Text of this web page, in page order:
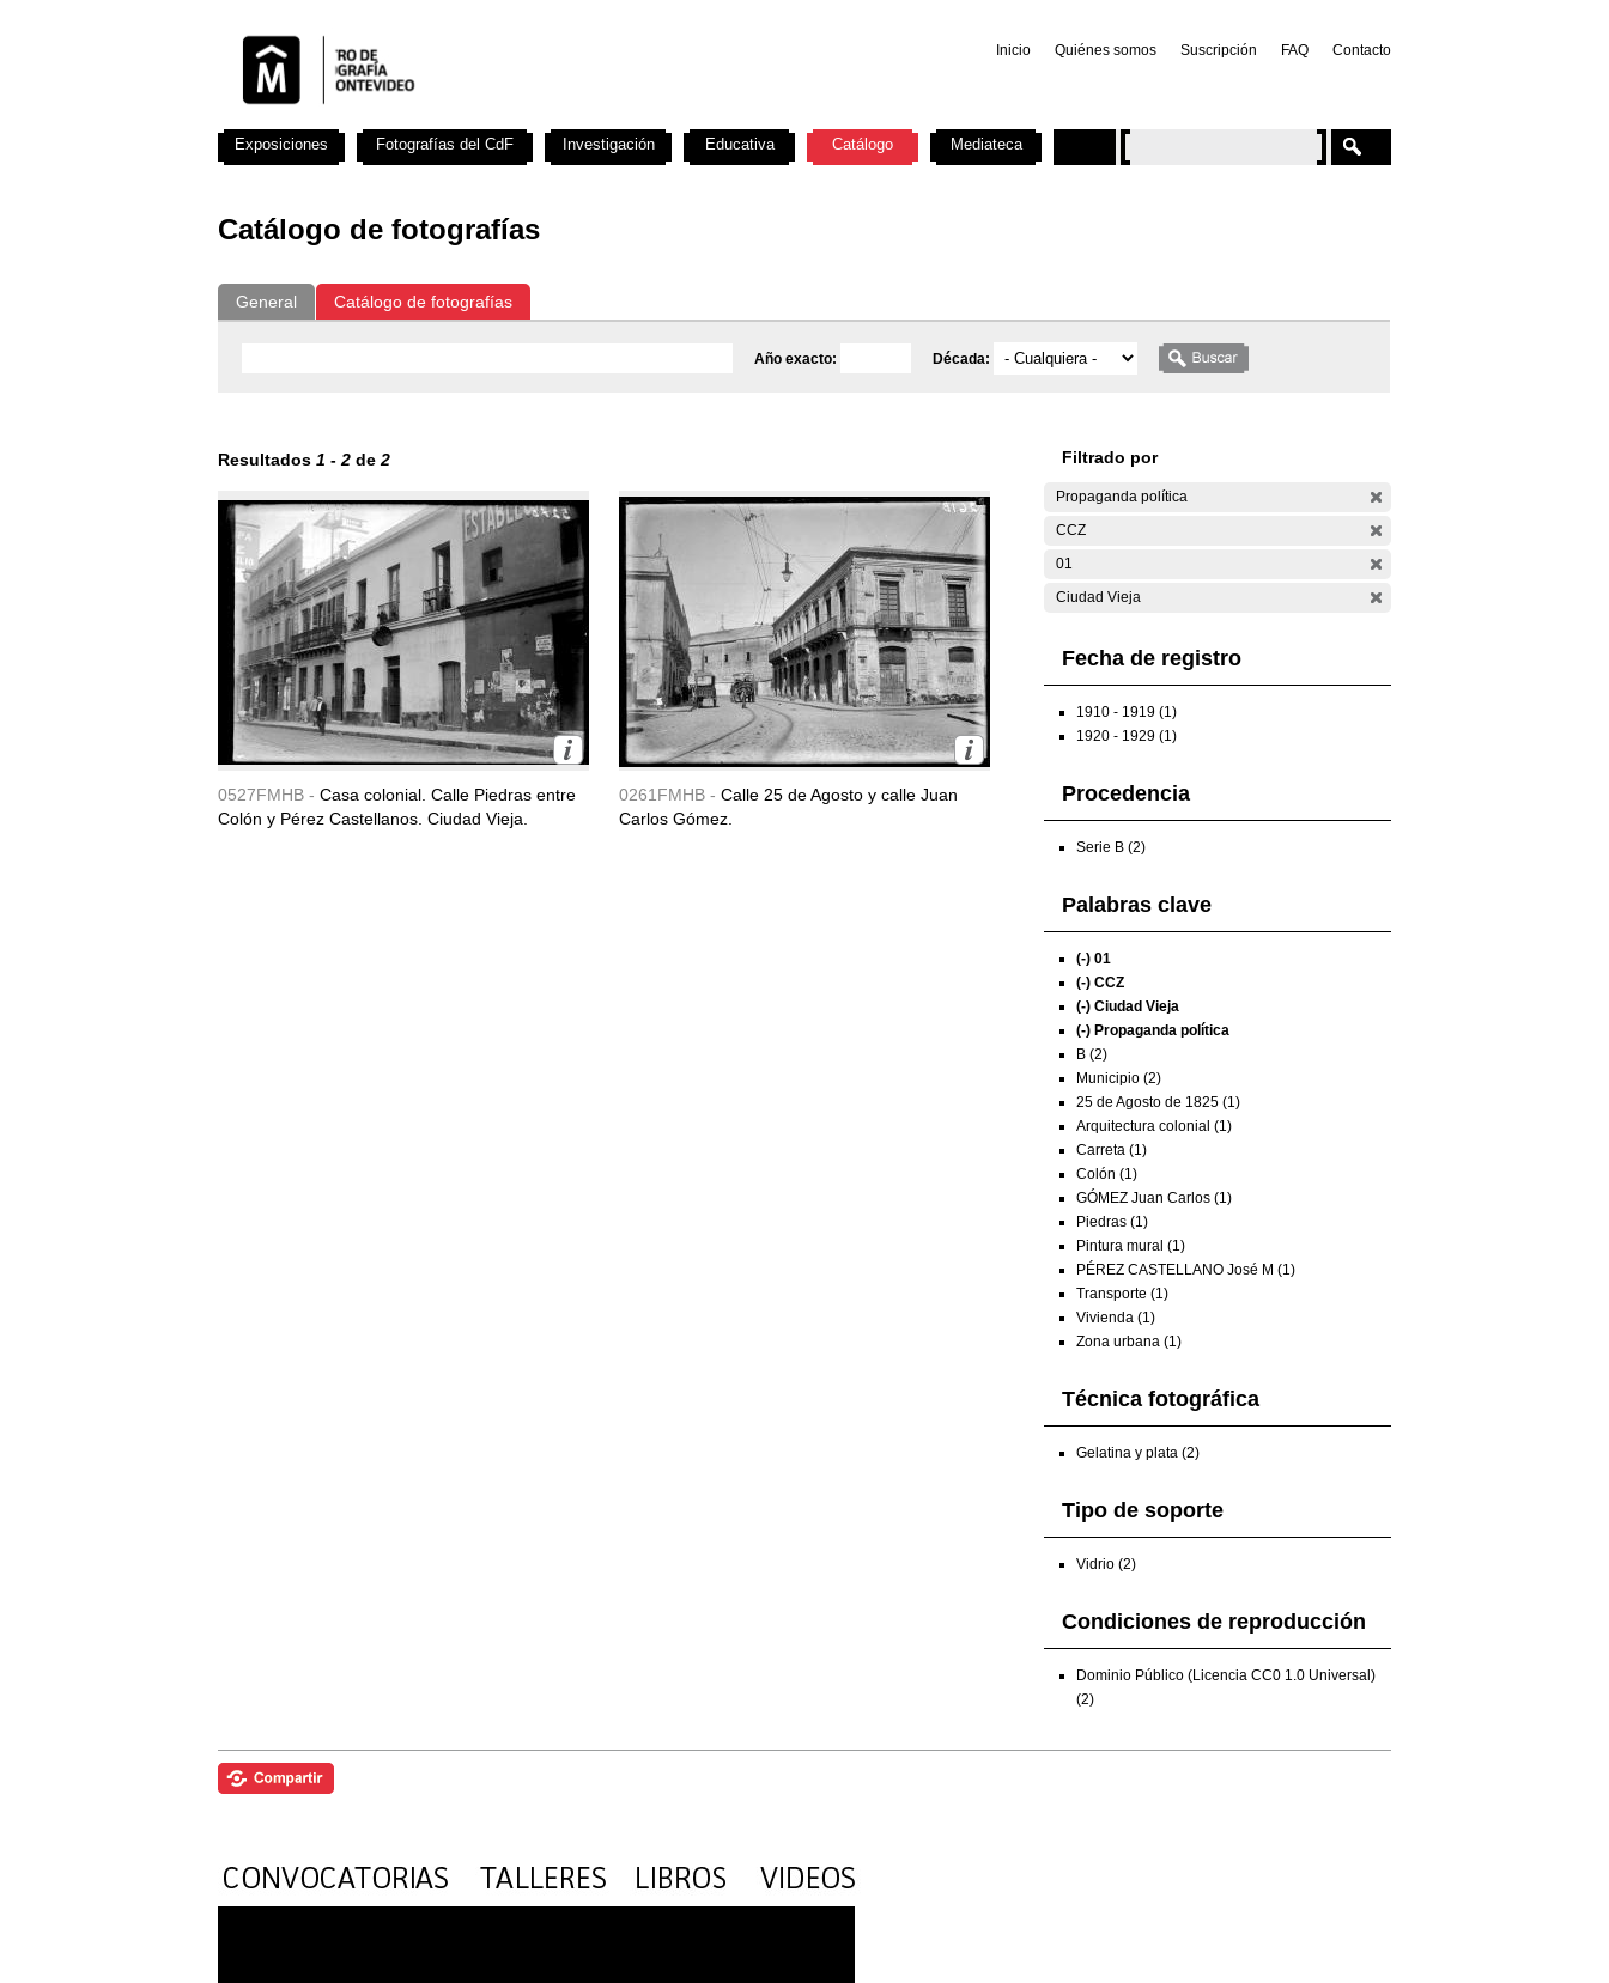
Inicio Quiénes somos Suscripción FAQ Contacto
Catálogo de fotografías
General Catálogo de fotografías
Año exacto: Década:
Resultados 1 - 2 de 2
0527FMHB - Casa colonial. Calle Piedras entre
Colón y Pérez Castellanos. Ciudad Vieja.
0261FMHB - Calle 25 de Agosto y calle Juan
Carlos Gómez.
Filtrado por
Propaganda política
CCZ
01
Ciudad Vieja
Fecha de registro
1910 - 1919 (1)
1920 - 1929 (1)
Procedencia
Serie B (2)
Palabras clave
(-) 01
(-) CCZ
(-) Ciudad Vieja
(-) Propaganda política
B (2)
Municipio (2)
25 de Agosto de 1825 (1)
Arquitectura colonial (1)
Carreta (1)
Colón (1)
GÓMEZ Juan Carlos (1)
Piedras (1)
Pintura mural (1)
PÉREZ CASTELLANO José M (1)
Transporte (1)
Vivienda (1)
Zona urbana (1)
Técnica fotográfica
Gelatina y plata (2)
Tipo de soporte
Vidrio (2)
Condiciones de reproducción
Dominio Público (Licencia CC0 1.0 Universal)
(2)
Exposiciones Fotografías del CdF Investigación Educativa Catálogo Mediateca